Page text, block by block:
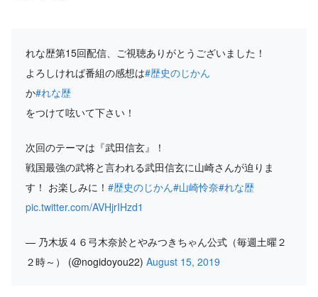
れな歴第15回配信、ご視聴ありがとうございました！
よろしければ番組の感想は#歴史のじかん
か#れな歴
をつけて呟いて下さい！
次回のテーマは『武田信玄』！
戦国最強の武将と言われる武田信玄に山崎さんが迫りま
す！ お楽しみに！ #歴史のじかん#山崎怜奈#れな歴
pic.twitter.com/AVHjrIHzd1
— 乃木坂４６弓木奈於とやみつきちゃん公式（毎週土曜２
２時～） (@nogidoyou22) August 15, 2019